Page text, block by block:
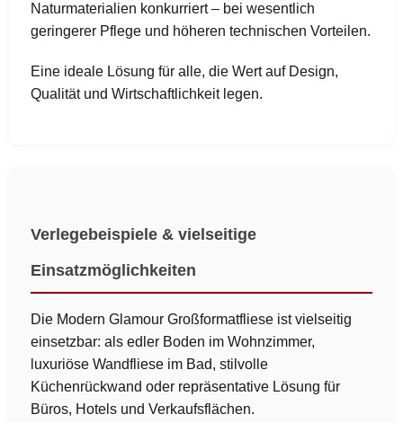
Naturmaterialien konkurriert – bei wesentlich
geringerer Pflege und höheren technischen Vorteilen.
Eine ideale Lösung für alle, die Wert auf Design,
Qualität und Wirtschaftlichkeit legen.
Verlegebeispiele & vielseitige
Einsatzmöglichkeiten
Die Modern Glamour Großformatfliese ist vielseitig
einsetzbar: als edler Boden im Wohnzimmer,
luxuriöse Wandfliese im Bad, stilvolle
Küchenrückwand oder repräsentative Lösung für
Büros, Hotels und Verkaufsflächen.